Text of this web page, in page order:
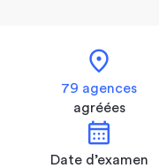
location_on
79 agences
agréées
calendar_month
Date d’examen